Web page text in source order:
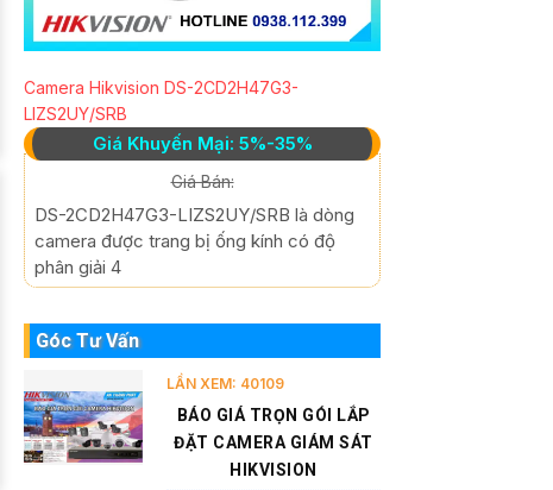
Camera Hikvision DS-2CD2H47G3-
LIZS2UY/SRB
Giá Khuyến Mại: 5%-35%
Giá Bán:
DS-2CD2H47G3-LIZS2UY/SRB là dòng
camera được trang bị ống kính có độ
phân giải 4
Góc Tư Vấn
LẦN XEM: 40109
BÁO GIÁ TRỌN GÓI LẮP
ĐẶT CAMERA GIÁM SÁT
HIKVISION